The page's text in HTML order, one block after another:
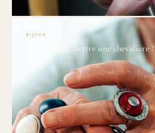
BIJOUX
À quel doigt mettre une chevalière ?